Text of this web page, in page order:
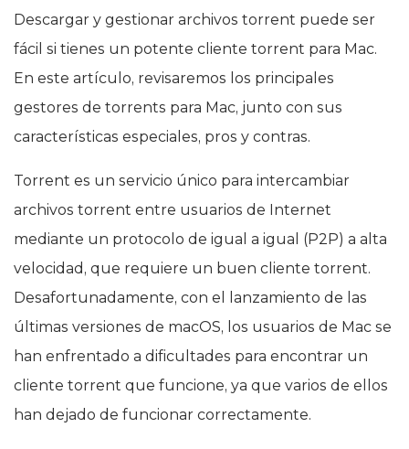
Descargar y gestionar archivos torrent puede ser
fácil si tienes un potente cliente torrent para Mac.
En este artículo, revisaremos los principales
gestores de torrents para Mac, junto con sus
características especiales, pros y contras.
Torrent es un servicio único para intercambiar
archivos torrent entre usuarios de Internet
mediante un protocolo de igual a igual (P2P) a alta
velocidad, que requiere un buen cliente torrent.
Desafortunadamente, con el lanzamiento de las
últimas versiones de macOS, los usuarios de Mac se
han enfrentado a dificultades para encontrar un
cliente torrent que funcione, ya que varios de ellos
han dejado de funcionar correctamente.